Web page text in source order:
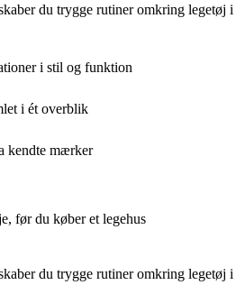
du trygge rutiner omkring legetøj i
i stil og funktion
i ét overblik
kendte mærker
før du køber et legehus
du trygge rutiner omkring legetøj i